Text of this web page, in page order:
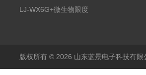
滤器
LJ-WX6G+微生物限度
版权所有 © 2026 山东蓝景电子科技有限